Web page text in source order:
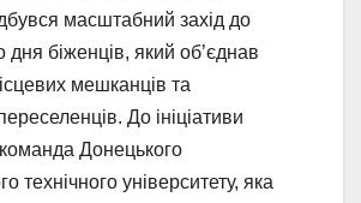
масштабний захід до
дня біженців, який об’єднав
мешканців та
До ініціативи
Донецького
технічного університету, яка